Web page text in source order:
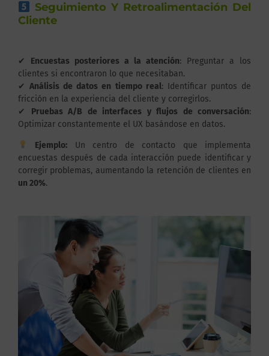
Seguimiento Y Retroalimentación Del
Cliente
✔ Encuestas posteriores a la atención: Preguntar a los
clientes si encontraron lo que necesitaban.
✔Análisis de datos en tiempo real: Identificar puntos de
fricción en la experiencia del cliente y corregirlos.
✔ Pruebas A/B de interfaces y flujos de conversación:
Optimizar constantemente el UX basándose en datos.
Ejemplo: Un centro de contacto que implementa
encuestas después de cada interacción puede identificar y
corregir problemas, aumentando la retención de clientes en
un 20%.